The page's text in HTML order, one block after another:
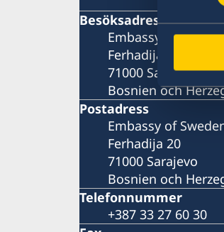
Besöksadress
Embassy of
Ferhadija 20
71000 Sarajevo
Bosnien och
Postadress
Embassy of
Ferhadija 20
71000 Sarajevo
Bosnien och
Telefonnummer
+387 33 27 60 30